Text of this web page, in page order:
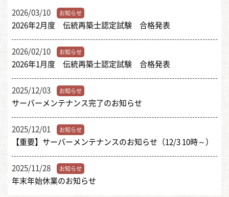
2026/03/10
お知らせ
2026年2月度 伝統再築士認定試験 合格発表
2026/02/10 お知らせ
2026年1月度 伝統再築士認定試験 合格発表
2025/12/03 お知らせ
サーバーメンテナンス完了のお知らせ
2025/12/01 お知らせ
【重要】サーバーメンテナンスのお知らせ（12/3 10時～）
2025/11/28 お知らせ
年末年始休業のお知らせ